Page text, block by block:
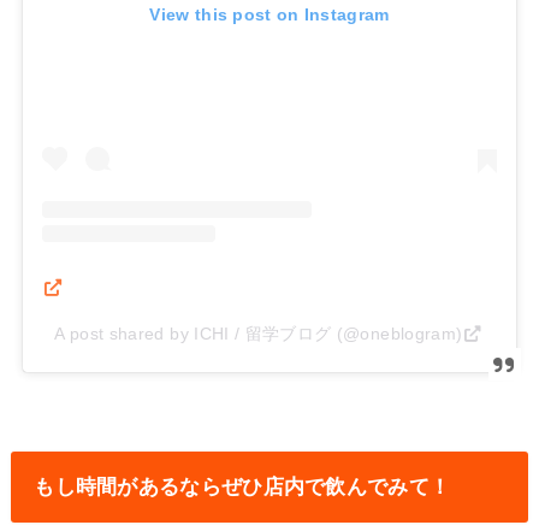
View this post on Instagram
A post shared by ICHI / 留学ブログ (@oneblogram)
もし時間があるならぜひ店内で飲んでみて！